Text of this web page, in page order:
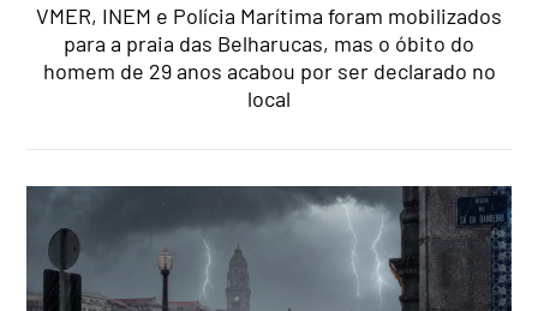
VMER, INEM e Polícia Marítima foram mobilizados
para a praia das Belharucas, mas o óbito do
homem de 29 anos acabou por ser declarado no
local